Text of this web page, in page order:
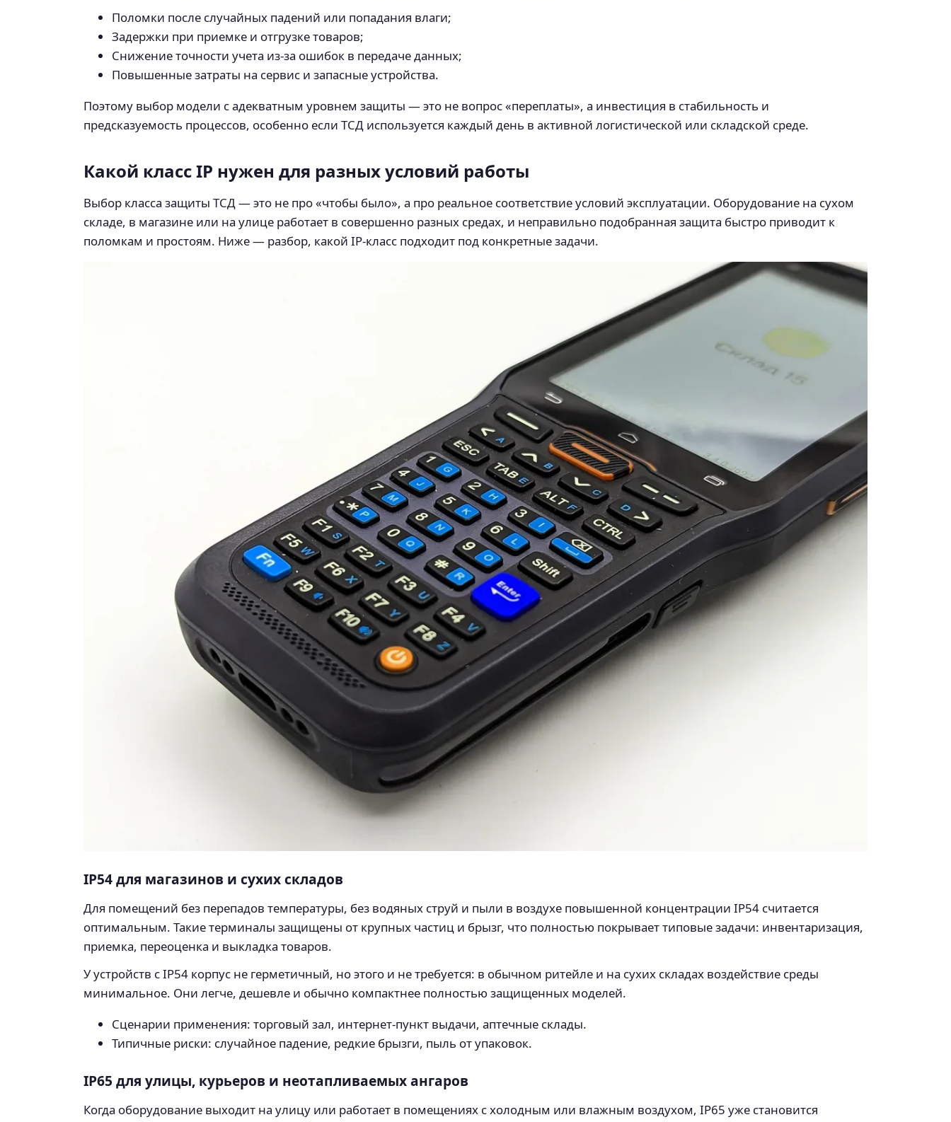
Поломки после случайных падений или попадания влаги;
Задержки при приемке и отгрузке товаров;
Снижение точности учета из-за ошибок в передаче данных;
Повышенные затраты на сервис и запасные устройства.
Поэтому выбор модели с адекватным уровнем защиты — это не вопрос «переплаты», а инвестиция в стабильность и
предсказуемость процессов, особенно если ТСД используется каждый день в активной логистической или складской среде.
Какой класс IP нужен для разных условий работы
Выбор класса защиты ТСД — это не про «чтобы было», а про реальное соответствие условий эксплуатации. Оборудование на сухом
складе, в магазине или на улице работает в совершенно разных средах, и неправильно подобранная защита быстро приводит к
поломкам и простоям. Ниже — разбор, какой IP‑класс подходит под конкретные задачи.
IP54 для магазинов и сухих складов
Для помещений без перепадов температуры, без водяных струй и пыли в воздухе повышенной концентрации IP54 считается
оптимальным. Такие терминалы защищены от крупных частиц и брызг, что полностью покрывает типовые задачи: инвентаризация,
приемка, переоценка и выкладка товаров.
У устройств с IP54 корпус не герметичный, но этого и не требуется: в обычном ритейле и на сухих складах воздействие среды
минимальное. Они легче, дешевле и обычно компактнее полностью защищенных моделей.
Сценарии применения: торговый зал, интернет‑пункт выдачи, аптечные склады.
Типичные риски: случайное падение, редкие брызги, пыль от упаковок.
IP65 для улицы, курьеров и неотапливаемых ангаров
Когда оборудование выходит на улицу или работает в помещениях с холодным или влажным воздухом, IP65 уже становится